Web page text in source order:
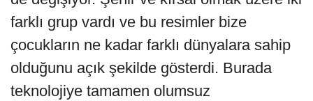
farklı grup vardı ve bu resimler bize
çocukların ne kadar farklı dünyalara sahip
olduğunu açık şekilde gösterdi. Burada
teknolojiye tamamen olumsuz